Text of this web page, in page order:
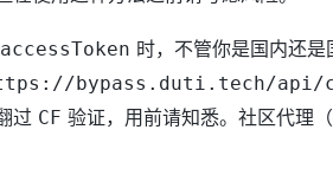
accessToken 时，不管你是国内还
bypass.duti.tech/api/
过 CF 验证，用前请知悉。社区代理